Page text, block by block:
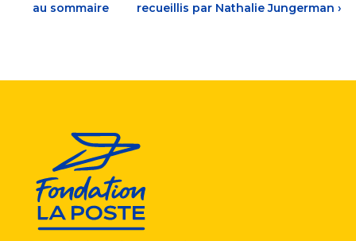
au sommaire
recueillis par Nathalie Jungerman ›